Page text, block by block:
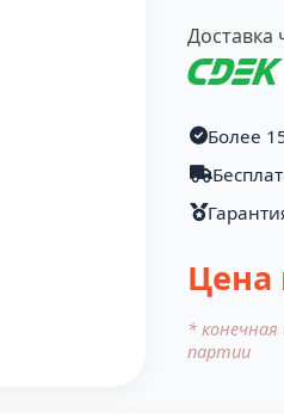
Доставка
Более
Цена
*
партии